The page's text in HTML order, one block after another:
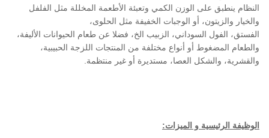
النظام ينطبق على الوزن الكمي وتعبئة الأطعمة المخللة مثل الفلفل
والخيار والزيتون، أو الوجبات الخفيفة مثل الحلوى،
الفستق، الفول السوداني، الزبيب الخ، فضلا عن طعام الحيوانات الأليفة،
والطعام المضغوط أو أنواع مختلفة من المنتجات اللزجة الحبيبية،
والقشرية، والشكل العصا، مستديرة أو غير منتظمة.
الوظيفة الرئيسية و الميزات: